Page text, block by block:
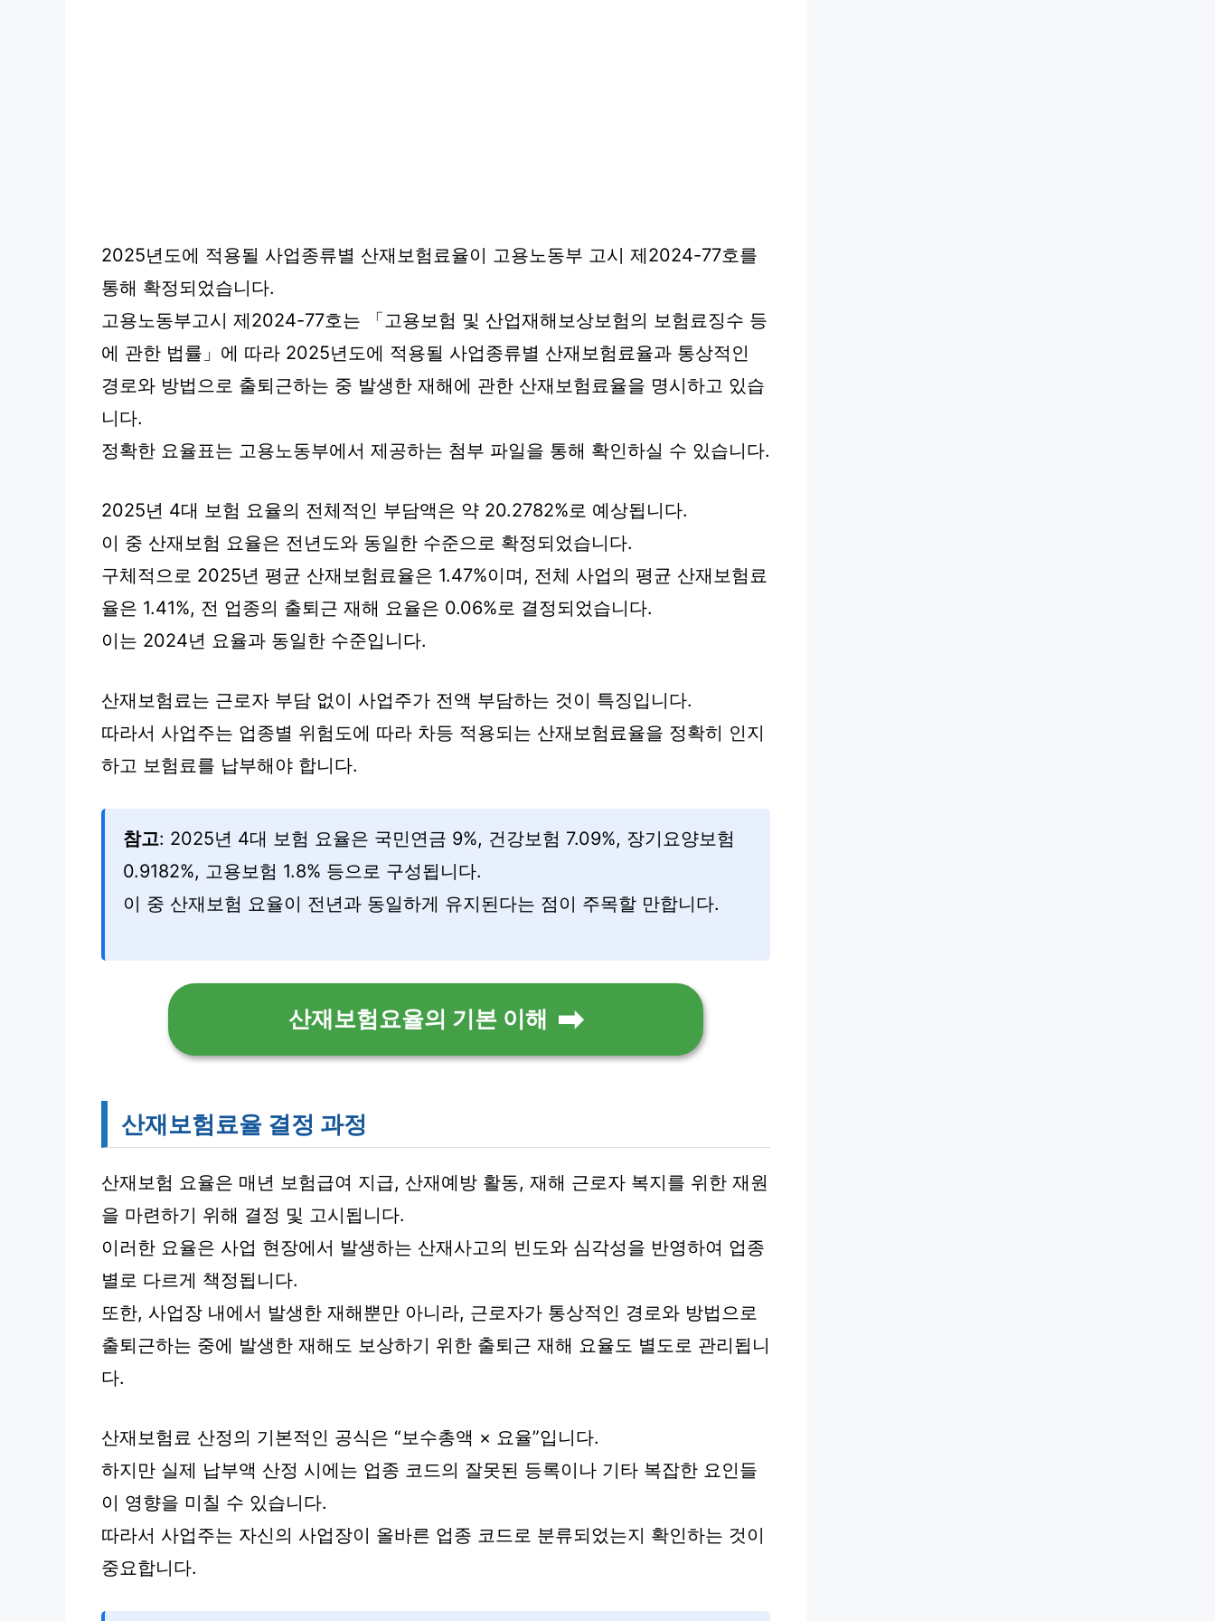
2025년도에 적용될 사업종류별 산재보험료율이 고용노동부 고시 제2024-77호를
통해 확정되었습니다.
고용노동부고시 제2024-77호는 「고용보험 및 산업재해보상보험의 보험료징수 등
에 관한 법률」에 따라 2025년도에 적용될 사업종류별 산재보험료율과 통상적인
경로와 방법으로 출퇴근하는 중 발생한 재해에 관한 산재보험료율을 명시하고 있습
니다.
정확한 요율표는 고용노동부에서 제공하는 첨부 파일을 통해 확인하실 수 있습니다.
2025년 4대 보험 요율의 전체적인 부담액은 약 20.2782%로 예상됩니다.
이 중 산재보험 요율은 전년도와 동일한 수준으로 확정되었습니다.
구체적으로 2025년 평균 산재보험료율은 1.47%이며, 전체 사업의 평균 산재보험료
율은 1.41%, 전 업종의 출퇴근 재해 요율은 0.06%로 결정되었습니다.
이는 2024년 요율과 동일한 수준입니다.
산재보험료는 근로자 부담 없이 사업주가 전액 부담하는 것이 특징입니다.
따라서 사업주는 업종별 위험도에 따라 차등 적용되는 산재보험료율을 정확히 인지
하고 보험료를 납부해야 합니다.
참고: 2025년 4대 보험 요율은 국민연금 9%, 건강보험 7.09%, 장기요양보험
0.9182%, 고용보험 1.8% 등으로 구성됩니다.
이 중 산재보험 요율이 전년과 동일하게 유지된다는 점이 주목할 만합니다.
산재보험요율의 기본 이해
산재보험료율 결정 과정
산재보험 요율은 매년 보험급여 지급, 산재예방 활동, 재해 근로자 복지를 위한 재원
을 마련하기 위해 결정 및 고시됩니다.
이러한 요율은 사업 현장에서 발생하는 산재사고의 빈도와 심각성을 반영하여 업종
별로 다르게 책정됩니다.
또한, 사업장 내에서 발생한 재해뿐만 아니라, 근로자가 통상적인 경로와 방법으로
출퇴근하는 중에 발생한 재해도 보상하기 위한 출퇴근 재해 요율도 별도로 관리됩니
다.
산재보험료 산정의 기본적인 공식은 “보수총액 × 요율”입니다.
하지만 실제 납부액 산정 시에는 업종 코드의 잘못된 등록이나 기타 복잡한 요인들
이 영향을 미칠 수 있습니다.
따라서 사업주는 자신의 사업장이 올바른 업종 코드로 분류되었는지 확인하는 것이
중요합니다.